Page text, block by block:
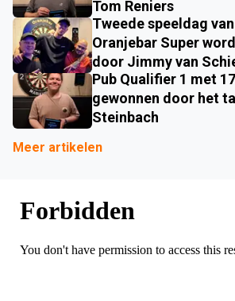
Tom Reniers
Tweede speeldag
Oranjebar Super
door Jimmy van
Pub Qualifier 1 met
gewonnen door het
Steinbach
Meer artikelen